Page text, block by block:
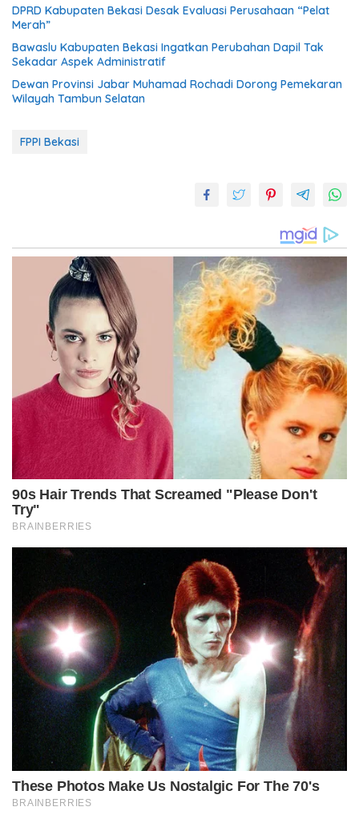
DPRD Kabupaten Bekasi Desak Evaluasi Perusahaan “Pelat
Merah”
Bawaslu Kabupaten Bekasi Ingatkan Perubahan Dapil Tak
Sekadar Aspek Administratif
Dewan Provinsi Jabar Muhamad Rochadi Dorong Pemekaran
Wilayah Tambun Selatan
FPPI Bekasi